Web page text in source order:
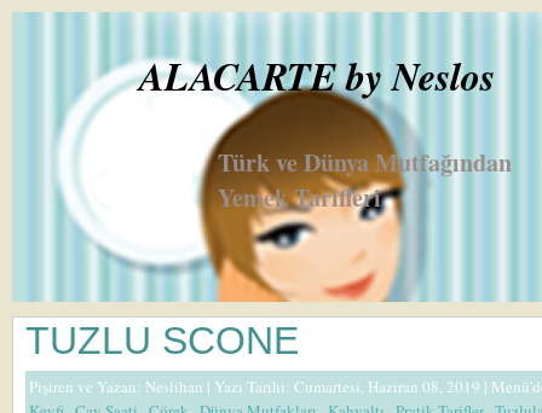
ALACARTE by Neslos
Türk ve Dünya Mutfağından
Yemek Tarifleri
TUZLU SCONE
Pişiren ve Yazan: Neslihan | Yazı Tarihi: Cumartesi, Haziran 08, 2019 |